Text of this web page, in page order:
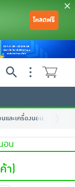
โหลดฟรี
และเครื่องนอน
อน
า)